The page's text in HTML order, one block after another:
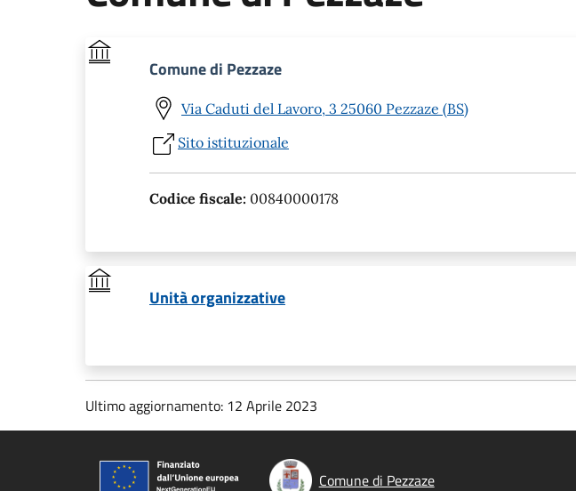
Comune di Pezzaze
Via Caduti del Lavoro, 3 25060 Pezzaze (BS)
Sito istituzionale
Codice fiscale: 00840000178
Unità organizzative
Ultimo aggiornamento: 12 Aprile 2023
Comune di Pezzaze